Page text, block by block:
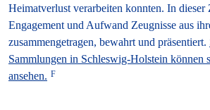
Heimatverlust verarbeiten konnten. In dieser
Engagement und Aufwand Zeugnisse aus
zusammengetragen, bewahrt und präsentiert.
Sammlungen in Schleswig-Holstein können
ansehen.